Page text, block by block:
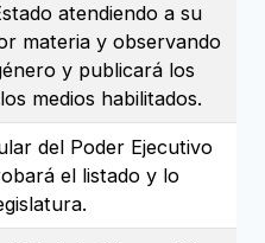
atendiendo a su
materia y observando
y publicará los
medios habilitados.
del Poder Ejecutivo
el listado y lo